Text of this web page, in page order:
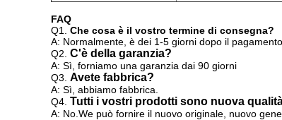
FAQ
Q1. Che cosa è il vostro termine di consegna?
A: Normalmente, è dei 1-5 giorni dopo il
Q2. C'è della garanzia?
A: Sì, forniamo una garanzia dai 90 giorni
Q3. Avete fabbrica?
A: Sì, abbiamo fabbrica.
Q4. Tutti i vostri prodotti sono nuova
A: No.We può fornire il nuovo originale, nuovo